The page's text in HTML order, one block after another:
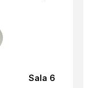
Sala 6